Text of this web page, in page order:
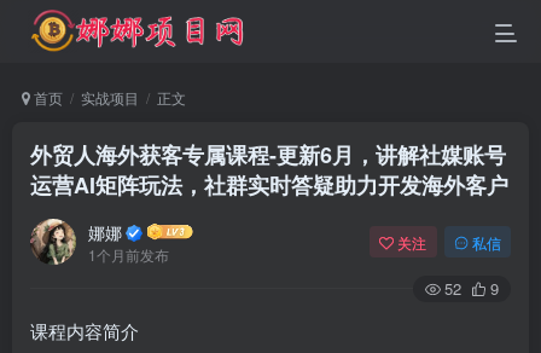
首页 实战项目 正文
外贸人海外获客专属课程-更新6月，讲解社媒账号
运营AI矩阵玩法，社群实时答疑助力开发海外客户
娜娜
1个月前发布
关注 私信
52 9
课程内容简介